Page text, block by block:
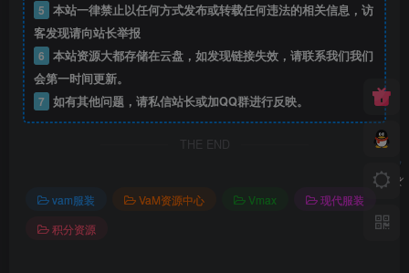
5 本站一律禁止以任何方式发布或转载任何违法的相关信息，访
客发现请向站长举报
6 本站资源大都存储在云盘，如发现链接失效，请联系我们我们
会第一时间更新。
7 如有其他问题，请私信站长或加QQ群进行反映。
THE END
vam服装 VaM资源中心 Vmax
现代服装
积分资源